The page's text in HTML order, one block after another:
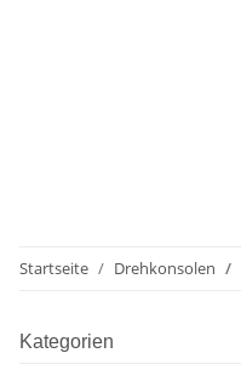
Startseite Drehkonsolen
Kategorien